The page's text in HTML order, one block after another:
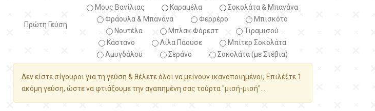
Πρώτη Γεύση
Μους Βανίλιας
Καραμέλα
Σοκολάτα & Μπανάνα
Φράουλα & Μπανάνα
Φερρέρο
Μπισκότο
Νουτέλα
Μπλακ Φόρεστ
Τιραμισού
Κάστανο
Λίλα Πάουσε
Μπίτερ Σοκολάτα
Αμυγδάλου
Σεράνο Σοκολάτα (με Στέβια)
Δεν είστε σίγουροι για τη γεύση & θέλετε όλοι να μείνουν ικανοποιημένοι; Επιλέξτε 1
ακόμη γεύση, ώστε να φτιάξουμε την αγαπημένη σας τούρτα "μισή-μισή"...